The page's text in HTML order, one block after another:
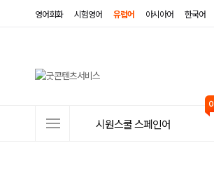
영어회화 시험영어 유럽어 아시아어 한국어
시원스쿨 스페인어